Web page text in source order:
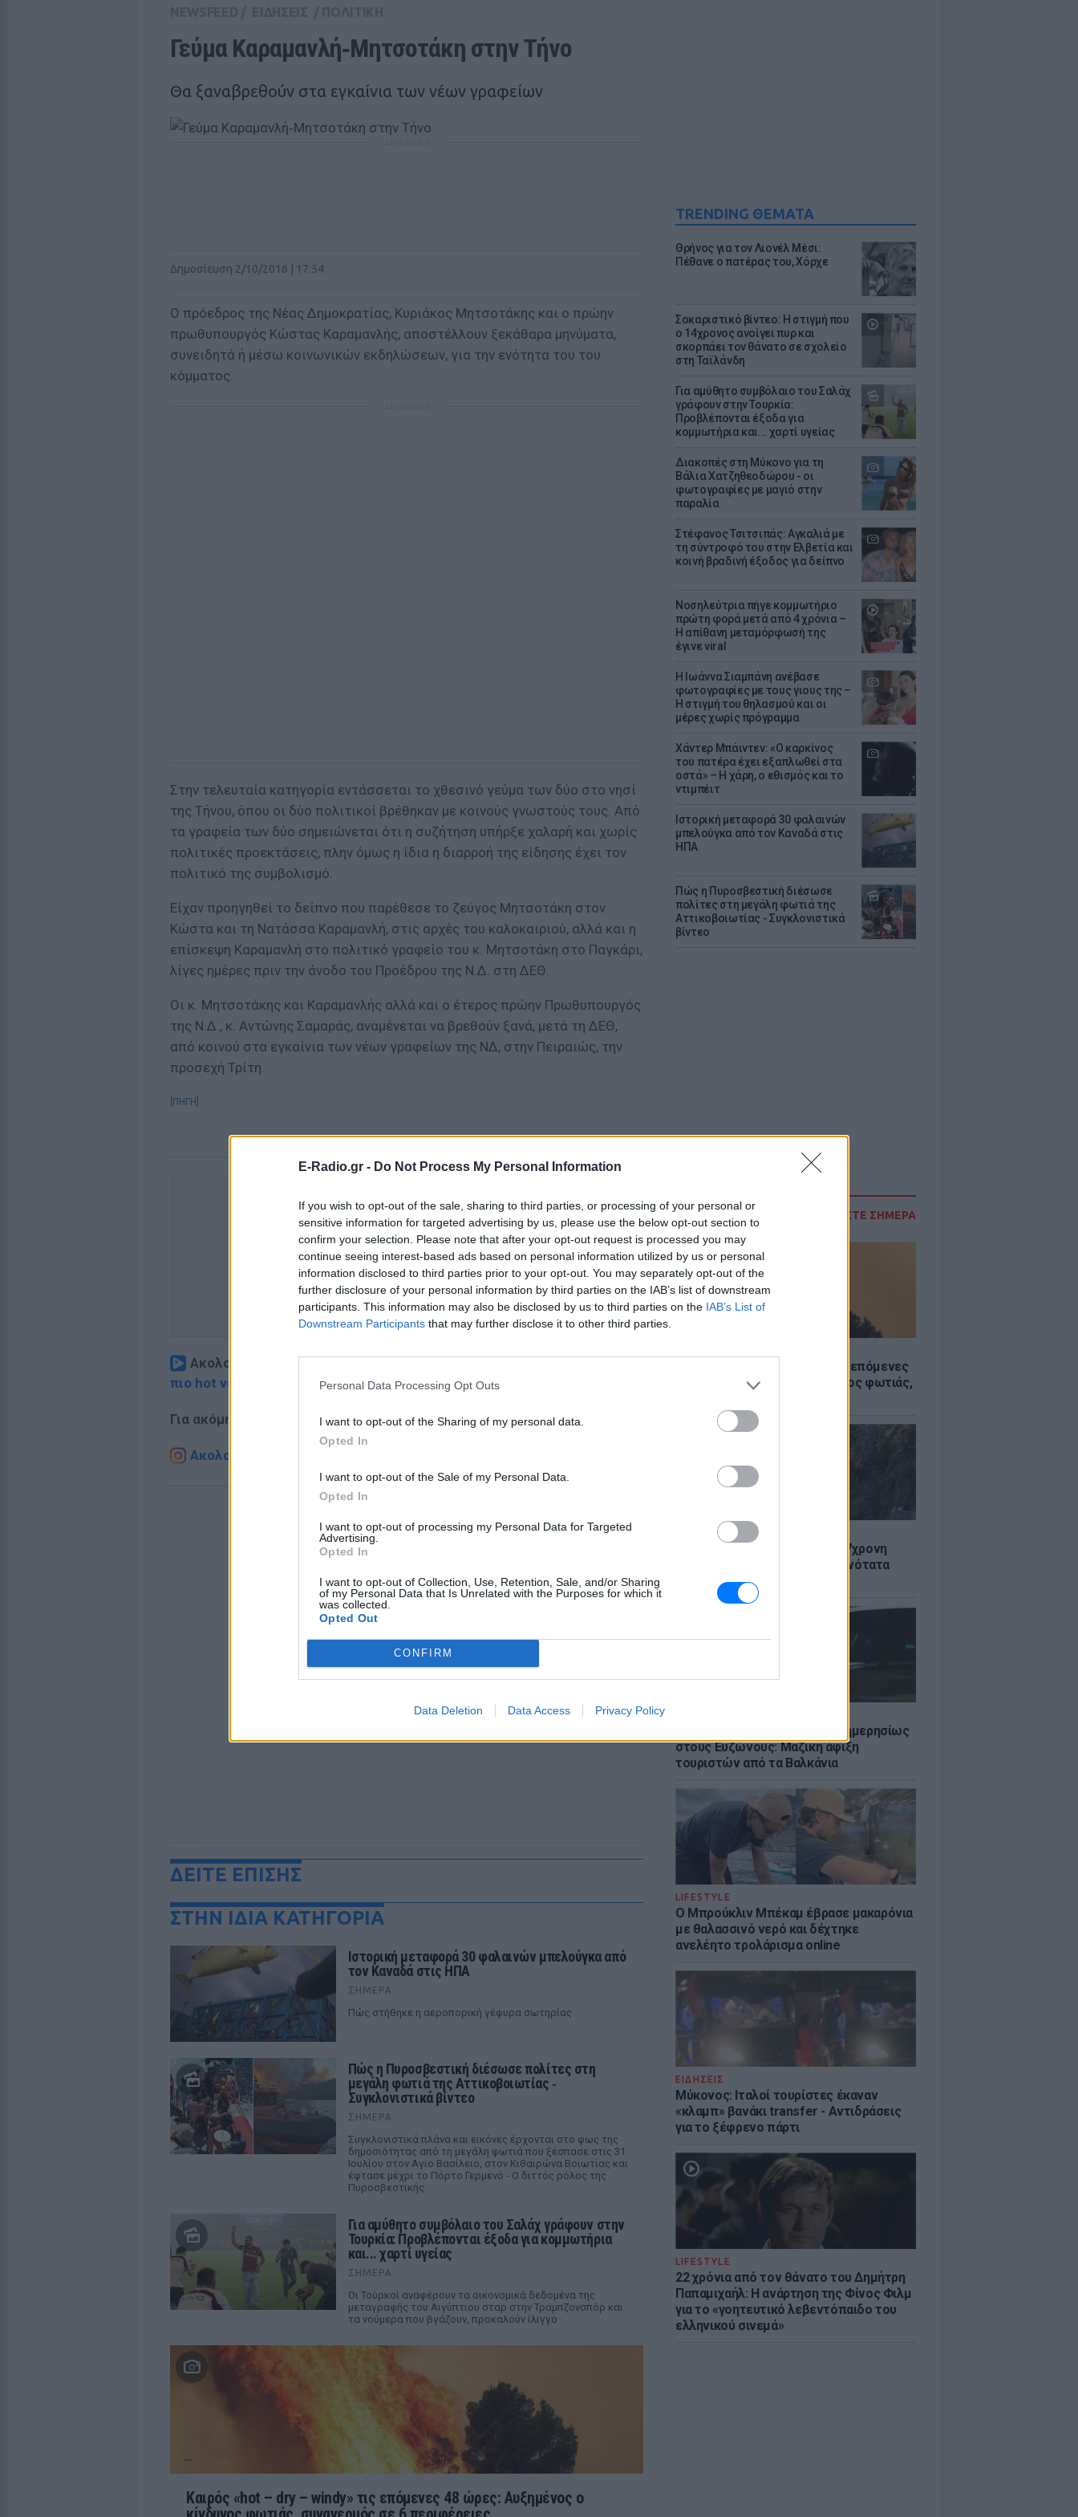
E-Radio.gr - Do Not Process My Personal Information
If you wish to opt-out of the sale, sharing to third parties, or processing of your personal or
sensitive information for targeted advertising by us, please use the below opt-out section to
confirm your selection. Please note that after your opt-out request is processed you may
continue seeing interest-based ads based on personal information utilized by us or personal
information disclosed to third parties prior to your opt-out. You may separately opt-out of the
further disclosure of your personal information by third parties on the IAB’s list of downstream
participants. This information may also be disclosed by us to third parties on the IAB’s List of
Downstream Participants that may further disclose it to other third parties.
Personal Data Processing Opt Outs
I want to opt-out of the Sharing of my personal data.
Opted In
I want to opt-out of the Sale of my Personal Data.
Opted In
I want to opt-out of processing my Personal Data for Targeted
Advertising.
Opted In
I want to opt-out of Collection, Use, Retention, Sale, and/or Sharing
of my Personal Data that Is Unrelated with the Purposes for which it
was collected.
Opted Out
CONFIRM
Data Deletion Data Access Privacy Policy
TRENDING ΘΕΜΑΤΑ
Θρήνος για τον Λιονέλ Μέσι:
Πέθανε ο πατέρας του, Χόρχε
Σοκαριστικό βίντεο: Η στιγμή που
ο 14χρονος ανοίγει πυρ και
σκορπάει τον θάνατο σε σχολείο
στη Ταϊλάνδη
Για αμύθητο συμβόλαιο του Σαλάχ
γράφουν στην Τουρκία:
Προβλέπονται έξοδα για
κομμωτήρια και... χαρτί υγείας
Διακοπές στη Μύκονο για τη
Βάλια Χατζηθεοδώρου - οι
φωτογραφίες με μαγιό στην
παραλία
Στέφανος Τσιτσιπάς: Αγκαλιά με
τη σύντροφό του στην Ελβετία και
κοινή βραδινή έξοδος για δείπνο
Νοσηλεύτρια πήγε κομμωτήριο
πρώτη φορά μετά από 4 χρόνια –
Η απίθανη μεταμόρφωσή της
έγινε viral
H Ιωάννα Σιαμπάνη ανέβασε
φωτογραφίες με τους γιους της –
Η στιγμή του θηλασμού και οι
μέρες χωρίς πρόγραμμα
Χάντερ Μπάιντεν: «Ο καρκίνος
του πατέρα έχει εξαπλωθεί στα
οστά» – Η χάρη, ο εθισμός και το
ντιμπέιτ
Ιστορική μεταφορά 30 φαλαινών
μπελούγκα από τον Καναδά στις
ΗΠΑ
Πώς η Πυροσβεστική διέσωσε
πολίτες στη μεγάλη φωτιά της
Αττικοβοιωτίας - Συγκλονιστικά
βίντεο
ΔΙΑΒΑΣΤΕ ΣΗΜΕΡΑ
Καιρός «hot – dry – windy» τις επόμενες
48 ώρες: Αυξημένος ο κίνδυνος φωτιάς,
συναγερμός σε 6 περιφέρειες
ΕΙΔΗΣΕΙΣ
Θρίλερ στον Λυκαβηττό: Σε 57χρονη
γυναίκα ανήκει η σορός - Πιθανότατα
έπεσε από ύψος
Πάνω από 45.000 διελεύσεις ημερησίως
στους Ευζώνους: Μαζική άφιξη
τουριστών από τα Βαλκάνια
LIFESTYLE
Ο Μπρούκλιν Μπέκαμ έβρασε μακαρόνια
με θαλασσινό νερό και δέχτηκε
ανελέητο τρολάρισμα online
ΕΙΔΗΣΕΙΣ
Μύκονος: Ιταλοί τουρίστες έκαναν
«κλαμπ» βανάκι transfer - Αντιδράσεις
για το ξέφρενο πάρτι
LIFESTYLE
22 χρόνια από τον θάνατο του Δημήτρη
Παπαμιχαήλ: Η ανάρτηση της Φίνος Φιλμ
για το «γοητευτικό λεβεντόπαιδο του
ελληνικού σινεμά»
Γεύμα Καραμανλή‑Μητσοτάκη στην Τήνο
Θα ξαναβρεθούν στα εγκαίνια των νέων γραφείων
Δημοσίευση 2/10/2016 | 17:54
Ο πρόεδρος της Νέας Δημοκρατίας, Κυριάκος Μητσοτάκης και ο πρώην
πρωθυπουργός Κώστας Καραμανλής, αποστέλλουν ξεκάθαρα μηνύματα,
συνειδητά ή μέσω κοινωνικών εκδηλώσεων, για την ενότητα του του
κόμματος.
Στην τελευταία κατηγορία εντάσσεται το χθεσινό γεύμα των δύο στο νησί
της Τήνου, όπου οι δύο πολιτικοί βρέθηκαν με κοινούς γνωστούς τους. Από
τα γραφεία των δύο σημειώνεται ότι η συζήτηση υπήρξε χαλαρή και χωρίς
πολιτικές προεκτάσεις, πλην όμως η ίδια η διαρροή της είδησης έχει τον
πολιτικό της συμβολισμό.
Είχαν προηγηθεί το δείπνο που παρέθεσε το ζεύγος Μητσοτάκη στον
Κώστα και τη Νατάσσα Καραμανλή, στις αρχές του καλοκαιριού, αλλά και η
επίσκεψη Καραμανλή στο πολιτικό γραφείο του κ. Μητσοτάκη στο Παγκάρι,
λίγες ημέρες πριν την άνοδο του Προέδρου της Ν.Δ. στη ΔΕΘ.
Οι κ. Μητσοτάκης και Καραμανλής αλλά και ο έτερος πρώην Πρωθυπουργός
της Ν.Δ., κ. Αντώνης Σαμαράς, αναμένεται να βρεθούν ξανά, μετά τη ΔΕΘ,
από κοινού στα εγκαίνια των νέων γραφείων της ΝΔ, στην Πειραιώς, την
προσεχή Τρίτη.
[ΠΗΓΗ]
Ακολουθήστε το E-Radio.gr στο
πιο hot νέα
Για ακόμη περισσότερανέα , μπείτε στηνροή ειδήσεωντου E-Daily.gr
Ακολουθήστε το E-Radio.gr και στο Instagram
ΔΕΙΤΕ ΕΠΙΣΗΣ
ΣΤΗΝ ΙΔΙΑ ΚΑΤΗΓΟΡΙΑ
Ιστορική μεταφορά 30 φαλαινών μπελούγκα από
τον Καναδά στις ΗΠΑ
ΣΉΜΕΡΑ
Πώς στήθηκε η αεροπορική γέφυρα σωτηρίας
Πώς η Πυροσβεστική διέσωσε πολίτες στη
μεγάλη φωτιά της Αττικοβοιωτίας ‑
Συγκλονιστικά βίντεο
ΣΉΜΕΡΑ
Συγκλονιστικά πλάνα και εικόνες έρχονται στο φως της
δημοσιότητας από τη μεγάλη φωτιά που ξέσπασε στις 31
Ιουλίου στον Αγιο Βασίλειο, στον Κιθαιρώνα Βοιωτίας και
έφτασε μέχρι το Πόρτο Γερμενό - Ο διττός ρόλος της
Πυροσβεστικής
Για αμύθητο συμβόλαιο του Σαλάχ γράφουν στην
Τουρκία: Προβλέπονται έξοδα για κομμωτήρια
και... χαρτί υγείας
ΣΉΜΕΡΑ
Οι Τούρκοί αναφέρουν τα οικονομικά δεδομένα της
μεταγραφής του Αιγύπτιου σταρ στην Τραμπζονσπόρ και
τα νούμερα που βγάζουν, προκαλούν ίλιγγο
Καιρός «hot – dry – windy» τις επόμενες 48 ώρες: Αυξημένος ο